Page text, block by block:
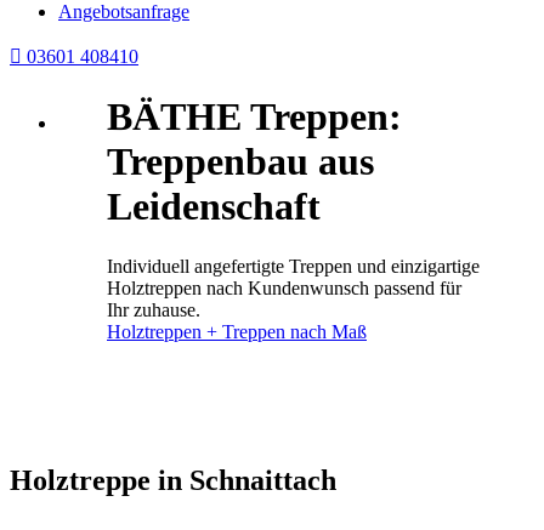
Angebotsanfrage
 03601 408410
BÄTHE Treppen:
Treppenbau aus
Leidenschaft
Individuell angefertigte Treppen und einzigartige
Holztreppen nach Kundenwunsch passend für
Ihr zuhause.
Holztreppen + Treppen nach Maß
Holztreppe in Schnaittach